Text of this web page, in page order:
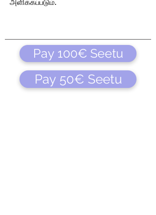
அளிக்கப்படும்.
Pay 100€ Seetu
Pay 50€ Seetu